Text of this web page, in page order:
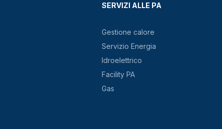
SERVIZI ALLE PA
Gestione calore
Servizio Energia
Idroelettrico
Facility PA
Gas